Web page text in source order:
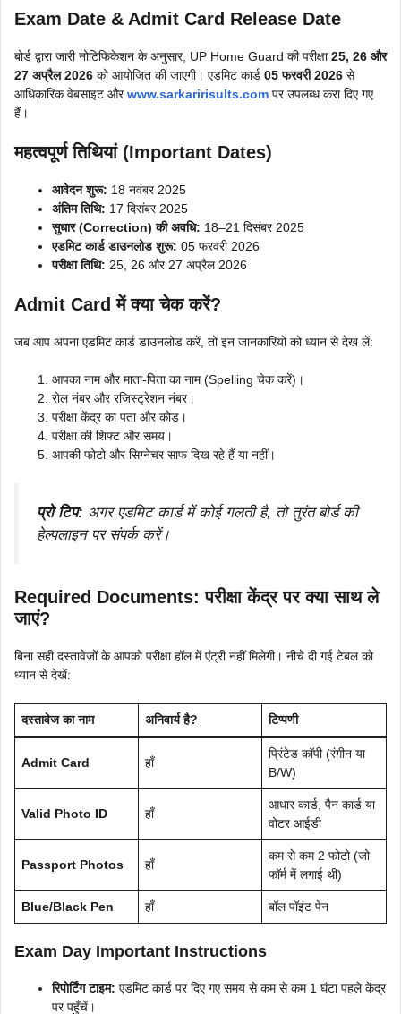
Exam Date & Admit Card Release Date
बोर्ड द्वारा जारी नोटिफिकेशन के अनुसार, UP Home Guard की परीक्षा25, 26 और
27 अप्रैल 2026 को आयोजित की जाएगी। एडमिट कार्ड 05 फरवरी 2026 से
आधिकारिक वेबसाइट औरwww.sarkaririsults.com पर उपलब्ध करा दिए गए
हैं।
महत्वपूर्ण तिथियां (Important Dates)
आवेदन शुरू: 18 नवंबर 2025
अंतिम तिथि: 17 दिसंबर 2025
सुधार (Correction) की अवधि: 18–21 दिसंबर 2025
एडमिट कार्ड डाउनलोड शुरू: 05 फरवरी 2026
परीक्षा तिथि: 25, 26 और 27 अप्रैल 2026
Admit Card में क्या चेक करें?
जब आप अपना एडमिट कार्ड डाउनलोड करें, तो इन जानकारियों को ध्यान से देख लें:
आपका नाम और माता-पिता का नाम (Spelling चेक करें)।
रोल नंबर और रजिस्ट्रेशन नंबर।
परीक्षा केंद्र का पता और कोड।
परीक्षा की शिफ्ट और समय।
आपकी फोटो और सिग्नेचर साफ दिख रहे हैं या नहीं।
प्रो टिप: अगर एडमिट कार्ड में कोई गलती है, तो तुरंत बोर्ड की
हेल्पलाइन पर संपर्क करें।
Required Documents: परीक्षा केंद्र पर क्या साथ ले
जाएं?
बिना सही दस्तावेजों के आपको परीक्षा हॉल में एंट्री नहीं मिलेगी। नीचे दी गई टेबल को
ध्यान से देखें:
दस्तावेज का नाम अनिवार्य है? टिप्पणी
Admit Card हाँ
प्रिंटेड कॉपी (रंगीन या
B/W)
Valid Photo ID हाँ
आधार कार्ड, पैन कार्ड या
वोटर आईडी
Passport Photos हाँ
कम से कम 2 फोटो (जो
फॉर्म में लगाई थी)
Blue/Black Pen हाँ बॉल पॉइंट पेन
Exam Day Important Instructions
रिपोर्टिंग टाइम: एडमिट कार्ड पर दिए गए समय से कम से कम 1 घंटा पहले केंद्र
पर पहुँचें।